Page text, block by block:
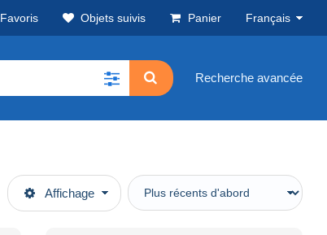
Favoris Objets suivis Panier Français
Recherche avancée
Affichage